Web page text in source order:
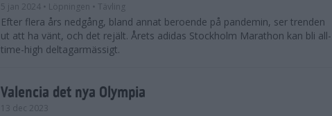
5 jan 2024 • Löpningen • Tävling
Efter flera års nedgång, bland annat beroende på pandemin, ser trenden
ut att ha vänt, och det rejält. Årets adidas Stockholm Marathon kan bli all-
time-high deltagarmässigt.
Valencia det nya Olympia
13 dec 2023